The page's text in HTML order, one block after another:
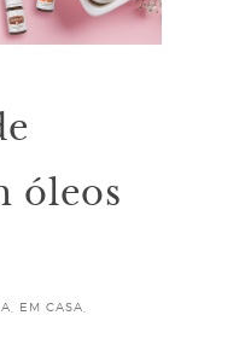
óleos
EM CASA